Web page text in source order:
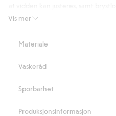
Vis mer
til mange forskjellige anledninger.
Button down-krage
Artikkelnummer
Materiale
Vaskeråd
Sporbarhet
Produksjonsinformasjon